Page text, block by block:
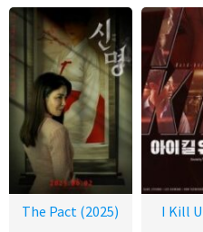
The Pact (2025) I Kill